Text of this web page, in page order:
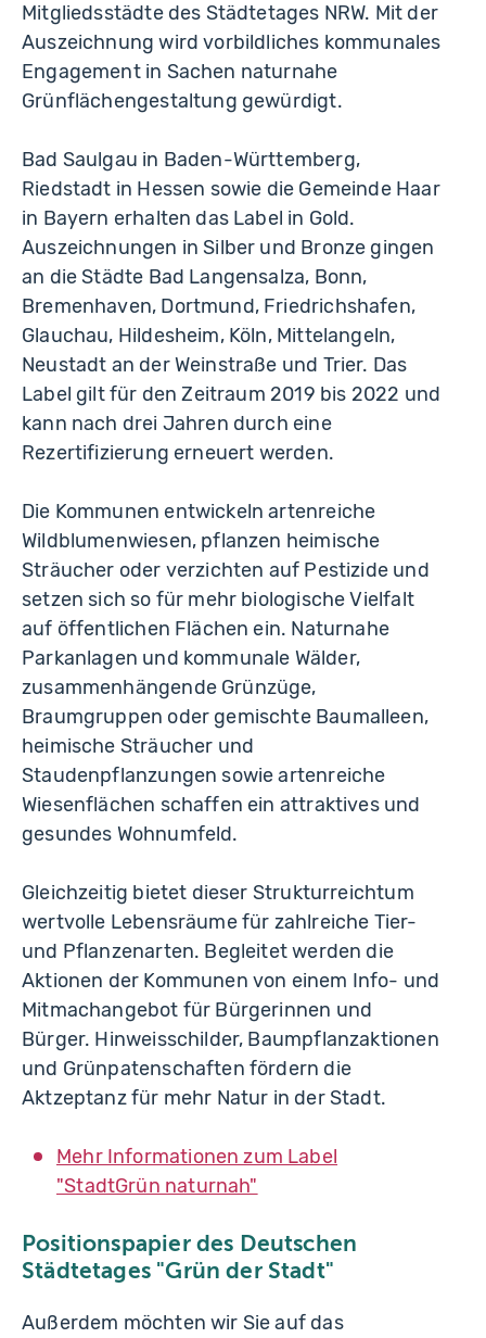
Mitgliedsstädte des Städtetages NRW. Mit der
Auszeichnung wird vorbildliches kommunales
Engagement in Sachen naturnahe
Grünflächengestaltung gewürdigt.
Bad Saulgau in Baden-Württemberg,
Riedstadt in Hessen sowie die Gemeinde Haar
in Bayern erhalten das Label in Gold.
Auszeichnungen in Silber und Bronze gingen
an die Städte Bad Langensalza, Bonn,
Bremenhaven, Dortmund, Friedrichshafen,
Glauchau, Hildesheim, Köln, Mittelangeln,
Neustadt an der Weinstraße und Trier. Das
Label gilt für den Zeitraum 2019 bis 2022 und
kann nach drei Jahren durch eine
Rezertifizierung erneuert werden.
Die Kommunen entwickeln artenreiche
Wildblumenwiesen, pflanzen heimische
Sträucher oder verzichten auf Pestizide und
setzen sich so für mehr biologische Vielfalt
auf öffentlichen Flächen ein. Naturnahe
Parkanlagen und kommunale Wälder,
zusammenhängende Grünzüge,
Braumgruppen oder gemischte Baumalleen,
heimische Sträucher und
Staudenpflanzungen sowie artenreiche
Wiesenflächen schaffen ein attraktives und
gesundes Wohnumfeld.
Gleichzeitig bietet dieser Strukturreichtum
wertvolle Lebensräume für zahlreiche Tier-
und Pflanzenarten. Begleitet werden die
Aktionen der Kommunen von einem Info- und
Mitmachangebot für Bürgerinnen und
Bürger. Hinweisschilder, Baumpflanzaktionen
und Grünpatenschaften fördern die
Aktzeptanz für mehr Natur in der Stadt.
Mehr Informationen zum Label
"StadtGrün naturnah"
Positionspapier des Deutschen
Städtetages "Grün der Stadt"
Außerdem möchten wir Sie auf das